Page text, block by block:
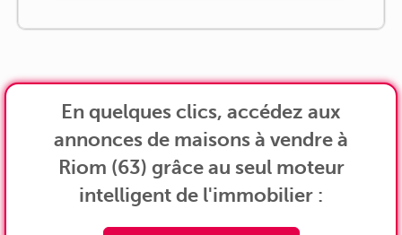
En quelques clics, accédez aux
annonces de maisons à vendre à
Riom (63) grâce au seul moteur
intelligent de l'immobilier :